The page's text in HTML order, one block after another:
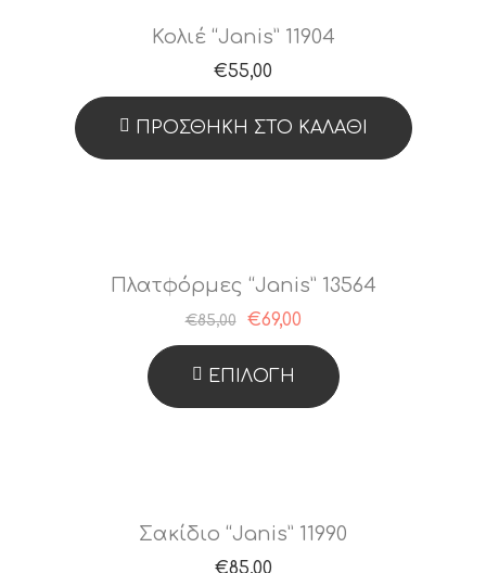
Κολιέ “Janis” 11904
€55,00
ΠΡΟΣΘΉΚΗ ΣΤΟ ΚΑΛΆΘΙ
Πλατφόρμες “Janis” 13564
€85,00 €69,00
ΕΠΙΛΟΓΉ
Αυτό
Σακίδιο “Janis” 11990
€85,00